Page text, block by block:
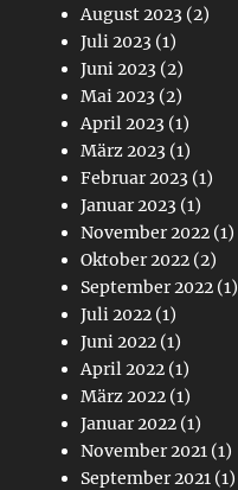
August 2023 (2)
Juli 2023 (1)
Juni 2023 (2)
Mai 2023 (2)
April 2023 (1)
März 2023 (1)
Februar 2023 (1)
Januar 2023 (1)
November 2022 (1)
Oktober 2022 (2)
September 2022 (1)
Juli 2022 (1)
Juni 2022 (1)
April 2022 (1)
März 2022 (1)
Januar 2022 (1)
November 2021 (1)
September 2021 (1)